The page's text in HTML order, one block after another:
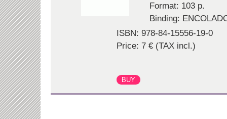
Format: 103 p.
Binding:
ISBN: 978-84-15556-19-0
Price: 7 € (TAX incl.)